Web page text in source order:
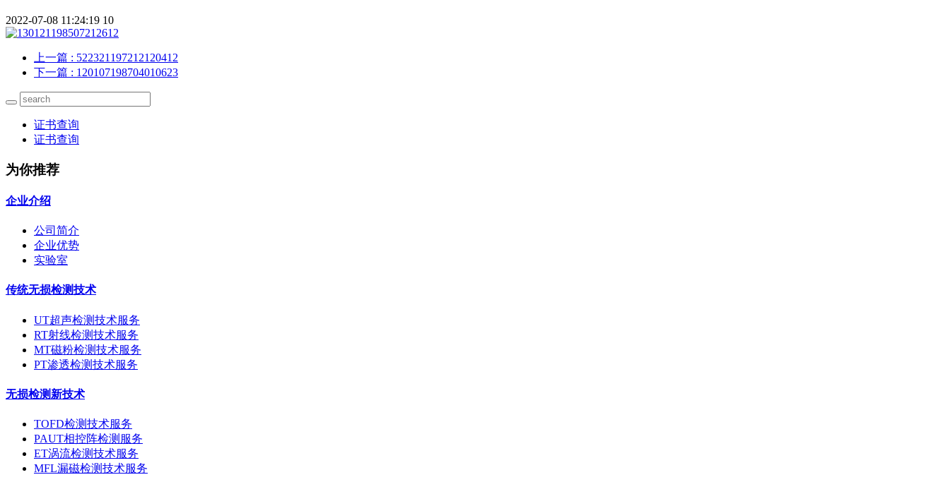
2022-07-08 11:24:19 10
上一篇 : 522321197212120412
下一篇 : 120107198704010623
证书查询
证书查询
为你推荐
企业介绍
公司简介
企业优势
实验室
传统无损检测技术
UT超声检测技术服务
RT射线检测技术服务
MT磁粉检测技术服务
PT渗透检测技术服务
无损检测新技术
TOFD检测技术服务
PAUT相控阵检测服务
ET涡流检测技术服务
MFL漏磁检测技术服务